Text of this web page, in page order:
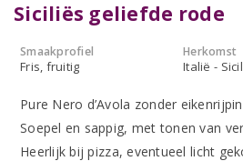
Siciliës geliefde rode
Smaakprofiel
Fris, fruitig
Herkomst
Italië -
Pure Nero d’Avola zonder
Soepel en sappig, met tonen van
Heerlijk bij pizza, eventueel licht